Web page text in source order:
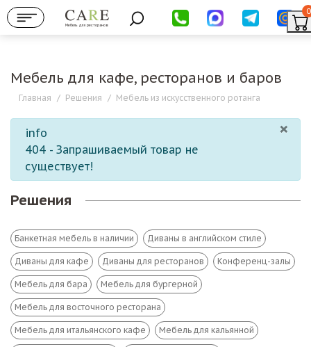
Мебель для ресторанов
0
Мебель для кафе, ресторанов и баров
Главная / Решения / Мебель из искусственного ротанга
×
info
404 - Запрашиваемый товар не
существует!
Решения
Банкетная мебель в наличии Диваны в английском стиле
Диваны для кафе Диваны для ресторанов Конференц-залы
Мебель для бара Мебель для бургерной
Мебель для восточного ресторана
Мебель для итальянского кафе Мебель для кальянной